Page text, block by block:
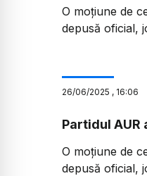
O moțiune de
depusă oficial,
26/06/2025 , 16:06
Partidul AUR
O moțiune de
depusă oficial,